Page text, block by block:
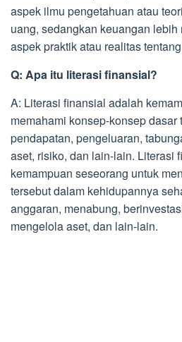
aspek ilmu pengetahuan atau
uang, sedangkan keuangan
aspek praktik atau realitas
Q: Apa itu literasi finansial?
A: Literasi finansial adalah
memahami konsep-konsep dasar
pendapatan, pengeluaran,
aset, risiko, dan lain-lain. Literasi
kemampuan seseorang untuk
tersebut dalam kehidupannya
anggaran, menabung,
mengelola aset, dan lain-lain.